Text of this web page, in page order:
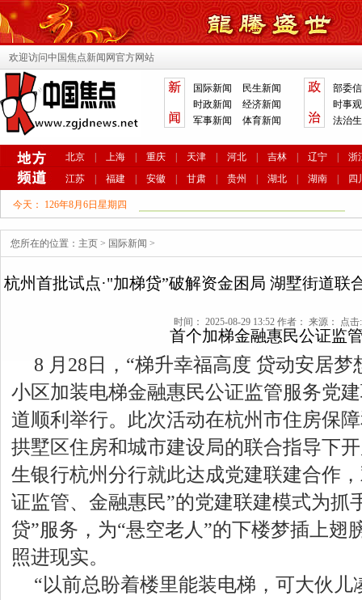
欢迎访问中国焦点新闻网官方网站
国际新闻
民生新闻
时政新闻
经济新闻
军事新闻
体育新闻
部委
时事
法治
北京 上海 重庆 天津 河北 吉林 辽宁
浙
江苏
福建 安徽 甘肃 贵州 湖北 湖南 四
今天： 126年8月6日星期四
您所在的位置： 主页 > 国际新闻 >
杭州首批试点·"加梯贷”破解资金困局 湖墅街道联
首个加梯金融惠民公证监
时间： 2025-08-29 13:52 作者： 来源： 点击
8 月28日，“梯升幸福高度 贷动安居
小区加装电梯金融惠民公证监管服务党
道顺利举行。此次活动在杭州市住房保
拱墅区住房和城市建设局的联合指导下
生银行杭州分行就此达成党建联建合作
证监管、金融惠民”的党建联建模式为抓
贷”服务，为“悬空老人”的下楼梦插上翅
照进现实。
“以前总盼着楼里能装电梯，可大伙